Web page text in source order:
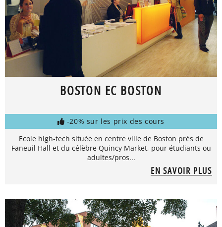
BOSTON EC BOSTON
-20% sur les prix des cours
Ecole high-tech située en centre ville de Boston près de
Faneuil Hall et du célèbre Quincy Market, pour étudiants ou
adultes/pros...
EN SAVOIR PLUS